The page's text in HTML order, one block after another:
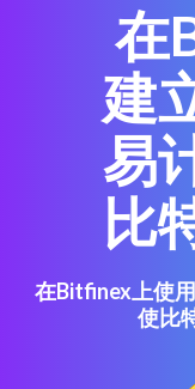
在
建
易
比
在Bitfinex上使
使比